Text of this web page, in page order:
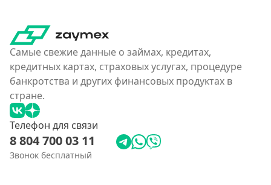
Самые свежие данные о займах, кредитах,
кредитных картах, страховых услугах, процедуре
банкротства и других финансовых продуктах в
стране.
Телефон для связи
8 804 700 03 11
Звонок бесплатный